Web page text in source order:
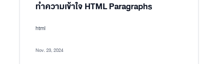
ทำความเข้าใจ HTML Paragraphs
html
Nov. 23, 2024